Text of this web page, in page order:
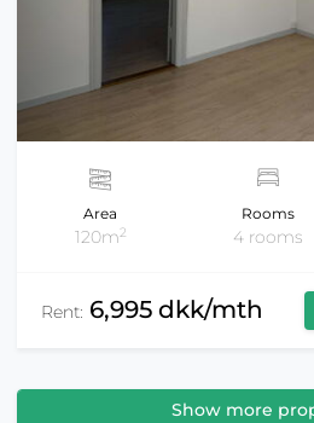
Area
120m2
Rooms
4 rooms
Rent: 6,995 dkk/mth
Show more